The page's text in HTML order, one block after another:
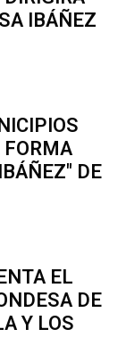
IBÁÑEZ
DE
EL
DE
Y LOS